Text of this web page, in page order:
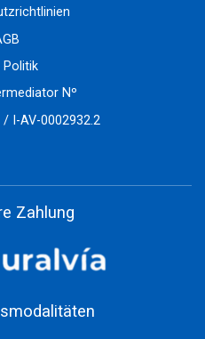
Politik
Nº
/ I-AV-0002932.2
Zahlung